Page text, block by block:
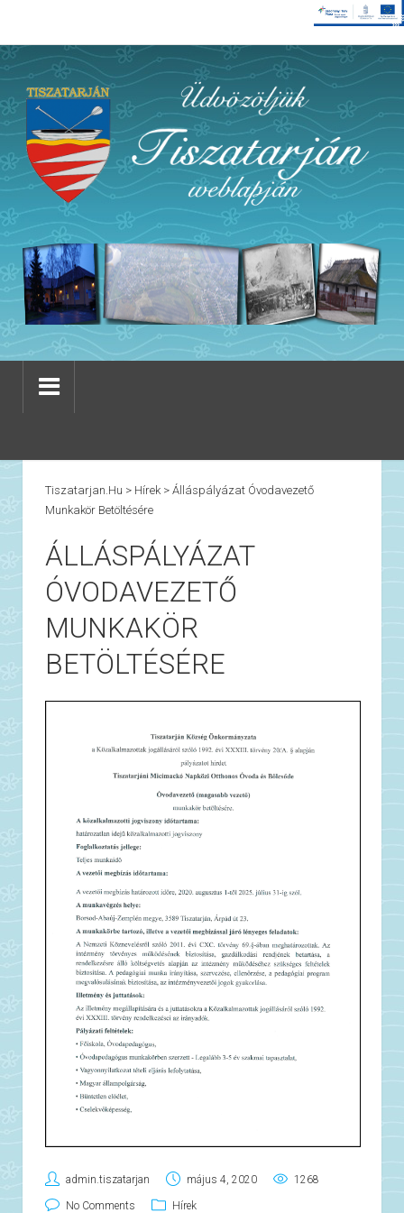
Tiszatarjan.hu > Hírek> Álláspályázat Óvodavezető
Munkakör Betöltésére
ÁLLÁSPÁLYÁZAT
ÓVODAVEZETŐ
MUNKAKÖR
BETÖLTÉSÉRE
admin.tiszatarjan május 4, 2020 1268
No Comments Hírek